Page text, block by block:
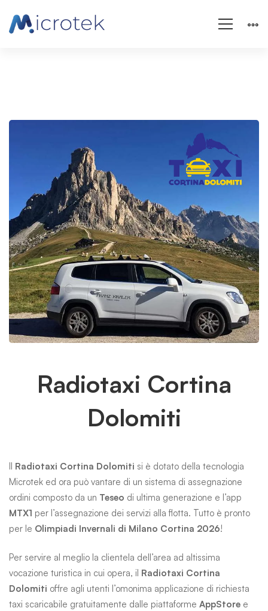
Radiotaxi
Cortina
Dolomiti
Radiotaxi Cortina
Dolomiti
Il Radiotaxi Cortina Dolomiti si è dotato della tecnologia
Microtek ed ora può vantare di un sistema di assegnazione
ordini composto da un Teseo di ultima generazione e l’app
MTX1 per l’assegnazione dei servizi alla flotta. Tutto è pronto
per le Olimpiadi Invernali di Milano Cortina 2026!
Per servire al meglio la clientela dell’area ad altissima
vocazione turistica in cui opera, il Radiotaxi Cortina
Dolomiti offre agli utenti l’omonima applicazione di richiesta
taxi scaricabile gratuitamente dalle piattaforme AppStore e